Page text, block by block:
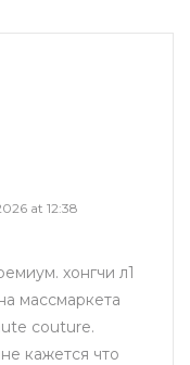
at 12:38
хонгчи л1
массмаркета
couture.
кажется что